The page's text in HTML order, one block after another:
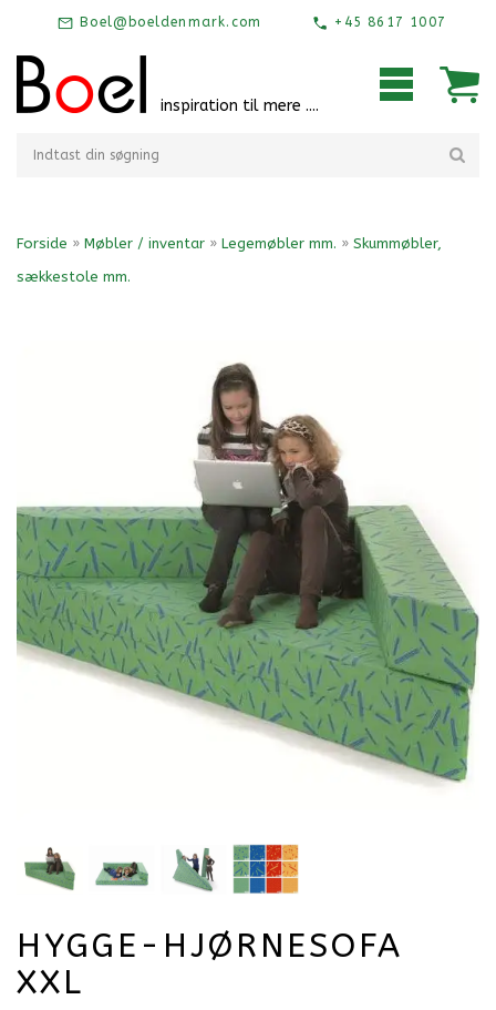
+45 8617 1007
Boel@boeldenmark.com
inspiration til mere ....
Forside » Møbler / inventar » Legemøbler mm. » Skummøbler,
sækkestole mm.
HYGGE-HJØRNESOFA
XXL